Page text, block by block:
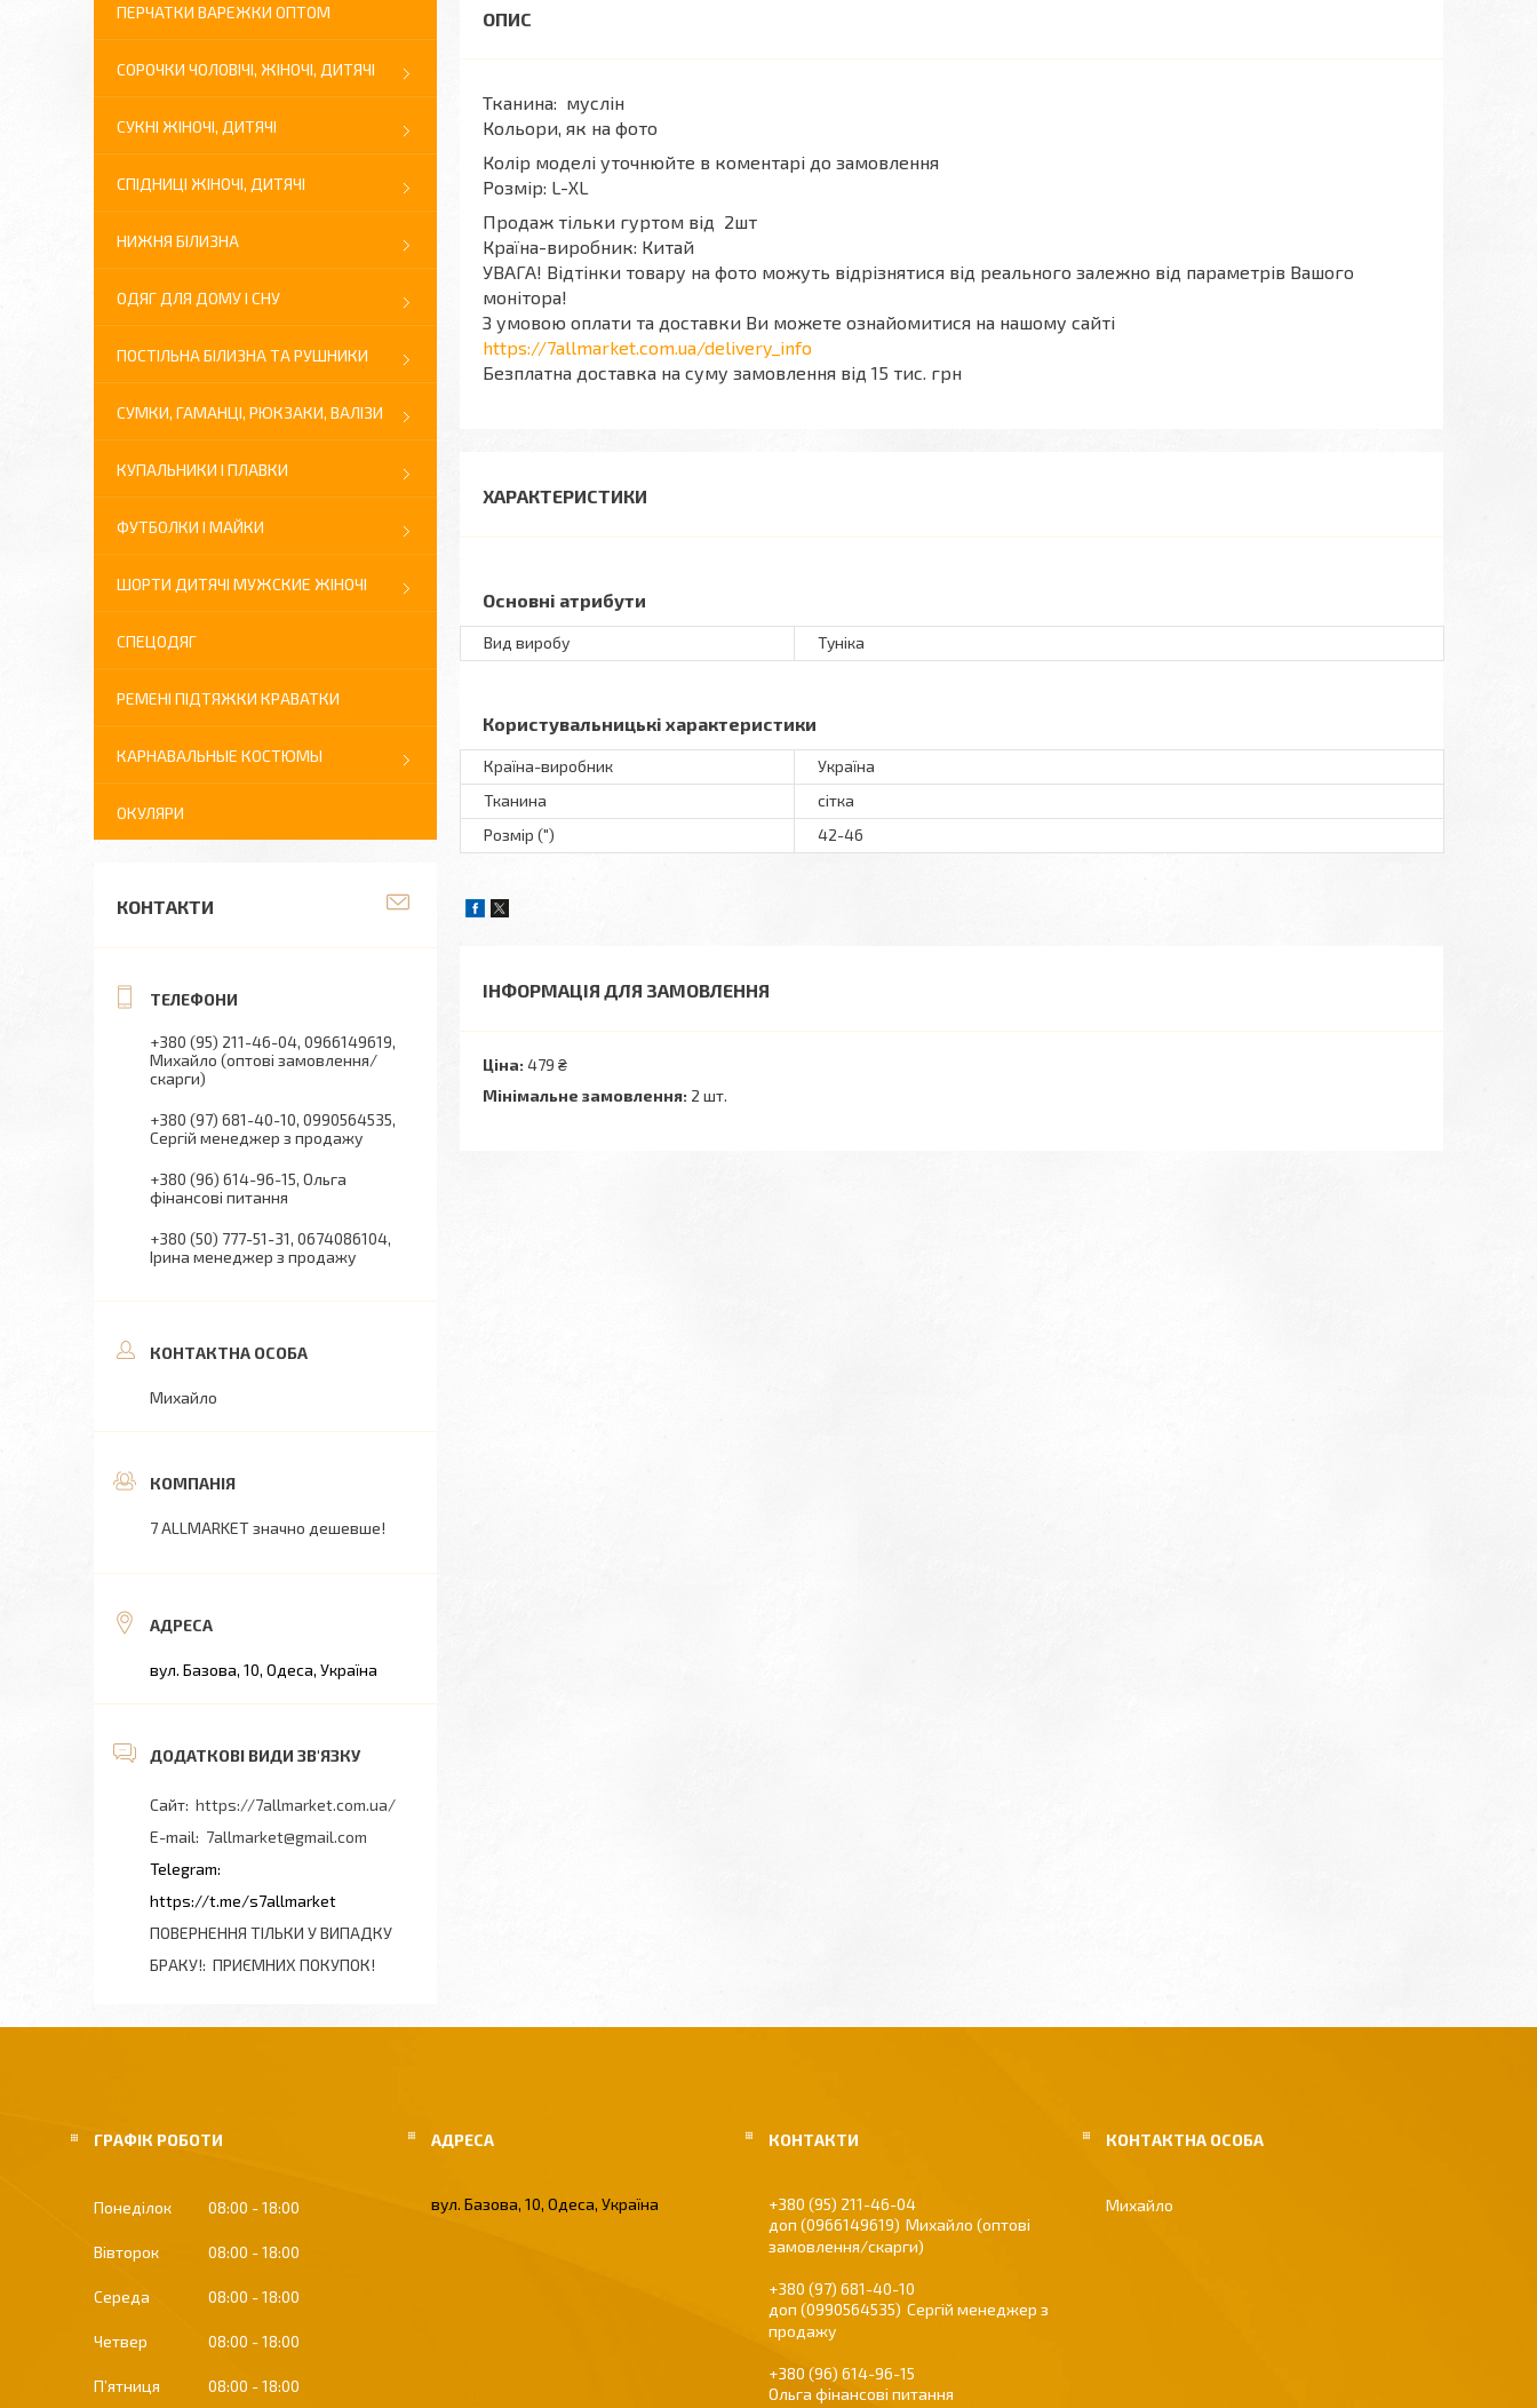
Тканина: муслін
Кольори, як на фото
Колір моделі уточнюйте в коментарі до замовлення
Розмір: L-XL
Продаж тільки гуртом від 2шт
Країна-виробник: Китай
УВАГА! Відтінки товару на фото можуть відрізнятися від реального залежно від параметрів Вашого
монітора!
З умовою оплати та доставки Ви можете ознайомитися на нашому сайті
https://7allmarket.com.ua/delivery_info
Безплатна доставка на суму замовлення від 15 тис. грн
ХАРАКТЕРИСТИКИ
Основні атрибути
Вид виробу Туніка
Користувальницькі характеристики
Країна-виробник
Україна
Тканина
сітка
Розмір (")
42-46
ІНФОРМАЦІЯ ДЛЯ ЗАМОВЛЕННЯ
Ціна: 479 ₴
Мінімальне замовлення: 2 шт.
ПЕРЧАТКИ ВАРЕЖКИ ОПТОМ
СОРОЧКИ ЧОЛОВІЧІ, ЖІНОЧІ, ДИТЯЧІ
СУКНІ ЖІНОЧІ, ДИТЯЧІ
СПІДНИЦІ ЖІНОЧІ, ДИТЯЧІ
НИЖНЯ БІЛИЗНА
ОДЯГ ДЛЯ ДОМУ І СНУ
ПОСТІЛЬНА БІЛИЗНА ТА РУШНИКИ
СУМКИ, ГАМАНЦІ, РЮКЗАКИ, ВАЛІЗИ
КУПАЛЬНИКИ І ПЛАВКИ
ФУТБОЛКИ І МАЙКИ
ШОРТИ ДИТЯЧІ МУЖСКИЕ ЖІНОЧІ
СПЕЦОДЯГ
РЕМЕНІ ПІДТЯЖКИ КРАВАТКИ
КАРНАВАЛЬНЫЕ КОСТЮМЫ
ОКУЛЯРИ
КОНТАКТИ
+380 (95) 211-46-04 0966149619
Михайло (оптові замовлення/
скарги)
+380 (97) 681-40-10 0990564535
Сергій менеджер з продажу
+380 (96) 614-96-15 Ольга
фінансові питання
+380 (50) 777-51-31 0674086104
Ірина менеджер з продажу
Михайло
7 ALLMARKET значно дешевше!
вул. Базова, 10, Одеса, Україна
https://7allmarket.com.ua/
7allmarket@gmail.com
https://t.me/s7allmarket
ПОВЕРНЕННЯ ТІЛЬКИ У ВИПАДКУ
БРАКУ! ПРИЄМНИХ ПОКУПОК!
ГРАФІК РОБОТИ
Понеділок 08:00 18:00
Вівторок 08:00 18:00
Середа 08:00 18:00
Четвер 08:00 18:00
Пʼятниця 08:00 18:00
вул. Базова, 10, Одеса, Україна
+380 (95) 211-46-04
0966149619
Михайло (оптові
замовлення/скарги)
+380 (97) 681-40-10
0990564535
Сергій менеджер з
продажу
+380 (96) 614-96-15
Ольга фінансові питання
Михайло